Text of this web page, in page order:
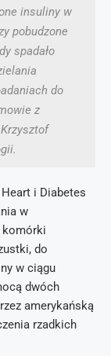
insuliny w
pobudzone
spadało
do
z
i Diabetes
w
komórki
do
w ciągu
dwóch
amerykańską
rzadkich